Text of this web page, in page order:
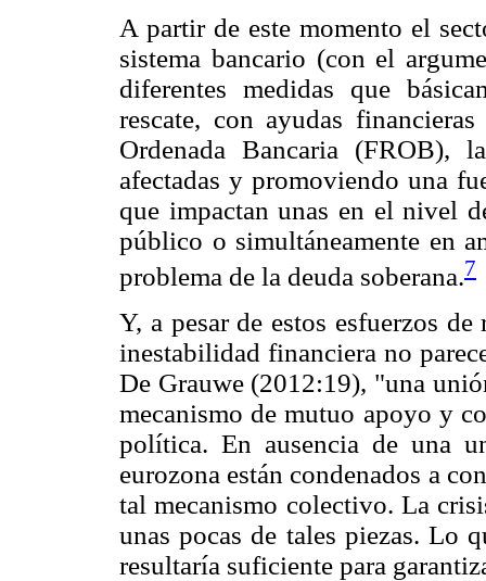
A partir de este momento el
sistema bancario (con el
diferentes medidas que
rescate, con ayudas
Ordenada Bancaria (FROB),
afectadas y promoviendo una
que impactan unas en el nivel
público o simultáneamente en
problema de la deuda soberana.7
Y, a pesar de estos esfuerzos
inestabilidad financiera no
De Grauwe (2012:19), "una
mecanismo de mutuo apoyo y
política. En ausencia de una
eurozona están condenados a
tal mecanismo colectivo. La
unas pocas de tales piezas. Lo
resultaría suficiente para